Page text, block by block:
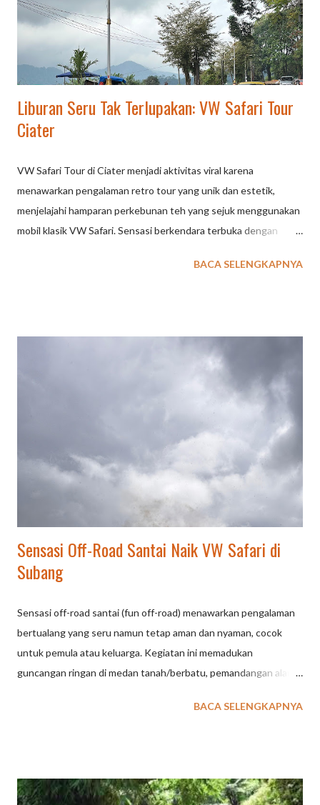
pengunjung dapat melakukan trekking ringan, berfoto di tengah
kebun teh, atau berkeliling menggunakan VW Safari yang unik.
Lokasi Populer: Kawasan ini berdekatan dengan tempat w...
Liburan Seru Tak Terlupakan: VW Safari Tour
Ciater
VW Safari Tour di Ciater menjadi aktivitas viral karena
menawarkan pengalaman retro tour yang unik dan estetik,
menjelajahi hamparan perkebunan teh yang sejuk menggunakan
mobil klasik VW Safari. Sensasi berkendara terbuka dengan
berkumpul atau liburan anti-mainstream yang sangat
sangat menarik untuk media sosial. Keindahan Alam Ciater: Rute
menelusuri kebun teh memberikan udara segar dan
pemandangan pegunungan yang menyegarkan mata. Aktivitas
Anti-Mainstream: Alternatif kegiatan wisata selain berendam air
panas, cocok untuk outbound, company outing, atau liburan
keluarga. Suasana Seru & Santai: Kombinasi petualangan santai
di alam terbuka yang menjamin kepuasan dan kesan mendalam.
Liburan Seru Tak Terlupakan: VW Safari Tour Ciater VW Safari
BACA SELENGKAPNYA
Sensasi Off-Road Santai Naik VW Safari di
Subang
Sensasi off-road santai (fun off-road) menawarkan pengalaman
bertualang yang seru namun tetap aman dan nyaman, cocok
untuk pemula atau keluarga. Kegiatan ini memadukan
guncangan ringan di medan tanah/berbatu, pemandangan alam
dengan kendaraan jip atau ATV tanpa adrenalin yang terpacu
untuk membuat jantung berdebar namun tetap santai.
BACA SELENGKAPNYA